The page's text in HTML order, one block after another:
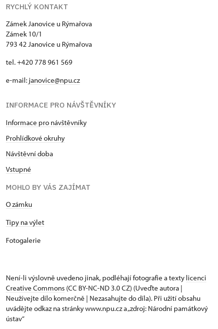
RYCHLÝ KONTAKT
Zámek Janovice u Rýmařova
Zámek 10/1
793 42 Janovice u Rýmařova
tel. +420 778 961 569
e-mail: janovice@npu.cz
INFORMACE PRO NÁVŠTĚVNÍKY
Informace pro návštěvníky
Prohlídkové okruhy
Návštěvní doba
Vstupné
MOHLO BY VÁS ZAJÍMAT
O zámku
Tipy na výlet
Fotogalerie
Není-li výslovně uvedeno jinak, podléhají fotografie a texty licenci
Creative Commons (CC BY-NC-ND 3.0 CZ) (Uveďte autora |
Neužívejte dílo komerčně | Nezasahujte do díla). Při užití obsahu
uvádějte odkaz na stránky www.npu.cz a „zdroj: Národní památkový
ústav“